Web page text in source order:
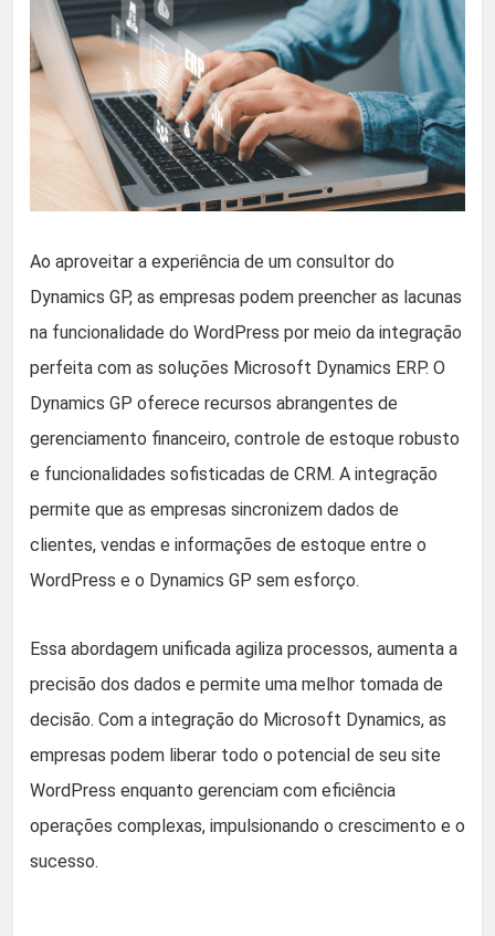
Ao aproveitar a experiência de um consultor do
Dynamics GP, as empresas podem preencher as lacunas
na funcionalidade do WordPress por meio da integração
perfeita com as soluções Microsoft Dynamics ERP. O
Dynamics GP oferece recursos abrangentes de
gerenciamento financeiro, controle de estoque robusto
e funcionalidades sofisticadas de CRM. A integração
permite que as empresas sincronizem dados de
clientes, vendas e informações de estoque entre o
WordPress e o Dynamics GP sem esforço.
Essa abordagem unificada agiliza processos, aumenta a
precisão dos dados e permite uma melhor tomada de
decisão. Com a integração do Microsoft Dynamics, as
empresas podem liberar todo o potencial de seu site
WordPress enquanto gerenciam com eficiência
operações complexas, impulsionando o crescimento e o
sucesso.